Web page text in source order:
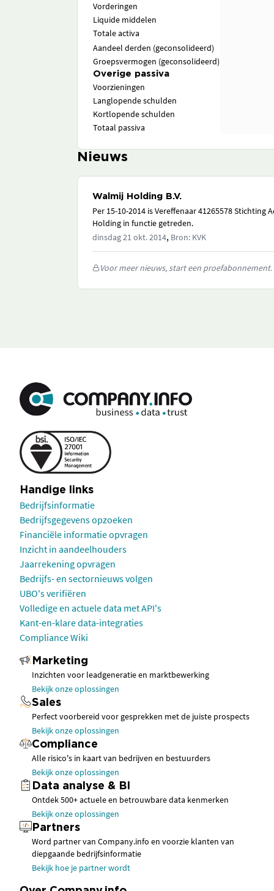
Vorderingen
Liquide middelen
Totale activa
Aandeel derden (geconsolideerd)
Groepsvermogen (geconsolideerd)
Overige passiva
Voorzieningen
Langlopende schulden
Kortlopende schulden
Totaal passiva
Nieuws
Walmij Holding B.V.
Per 15-10-2014 is Vereffenaar 41265578
Holding in functie getreden.
dinsdag 21 okt. 2014, Bron: KVK
Voor meer nieuws, start een proefabonnement.
Handige links
Bedrijfsinformatie
Bedrijfsgegevens opzoeken
Financiële informatie opvragen
Inzicht in aandeelhouders
Jaarrekening opvragen
Bedrijfs- en sectornieuws volgen
UBO's verifiëren
Volledige en actuele data met API's
Kant-en-klare data-integraties
Compliance Wiki
Marketing
Inzichten voor leadgeneratie en marktbewerking
Bekijk onze oplossingen
Sales
Perfect voorbereid voor gesprekken met de juiste prospects
Bekijk onze oplossingen
Compliance
Alle risico's in kaart van bedrijven en bestuurders
Bekijk onze oplossingen
Data analyse & BI
Ontdek 500+ actuele en betrouwbare data kenmerken
Bekijk onze oplossingen
Partners
Word partner van Company.info en voorzie klanten van
diepgaande bedrijfsinformatie
Bekijk hoe je partner wordt